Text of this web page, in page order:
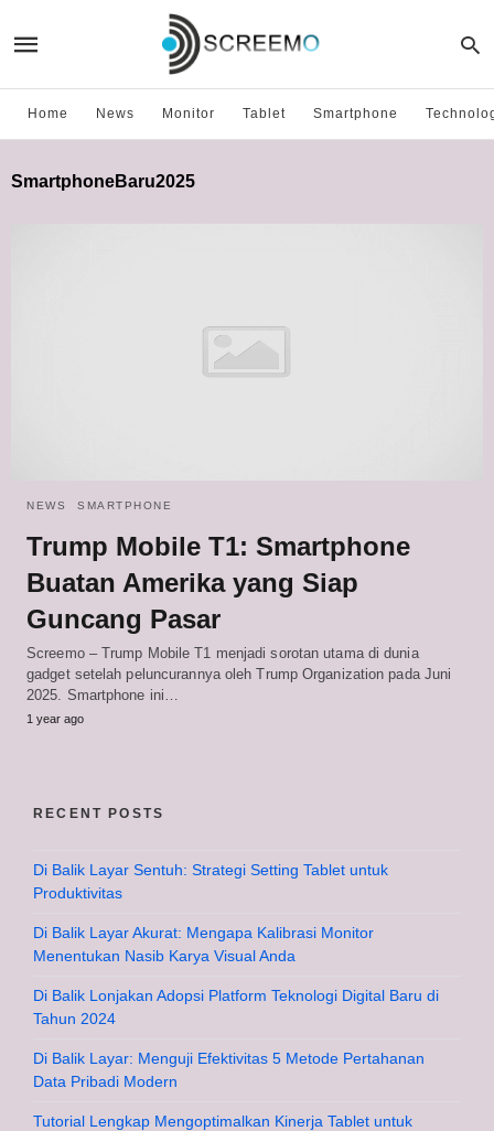
Home News Monitor Tablet Smartphone
SmartphoneBaru2025
NEWS SMARTPHONE
Trump Mobile T1: Smartphone
Buatan Amerika yang Siap
Guncang Pasar
Screemo – Trump Mobile T1 menjadi sorotan utama di dunia
gadget setelah peluncurannya oleh Trump Organization pada Juni
2025. Smartphone ini…
1 year ago
RECENT POSTS
Di Balik Layar Sentuh: Strategi Setting Tablet untuk
Produktivitas
Di Balik Layar Akurat: Mengapa Kalibrasi Monitor
Menentukan Nasib Karya Visual Anda
Di Balik Lonjakan Adopsi Platform Teknologi Digital Baru di
Tahun 2024
Di Balik Layar: Menguji Efektivitas 5 Metode Pertahanan
Data Pribadi Modern
Tutorial Lengkap Mengoptimalkan Kinerja Tablet untuk